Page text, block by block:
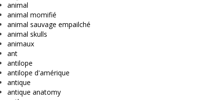
animal
animal momifié
animal sauvage empailché
animal skulls
animaux
ant
antilope
antilope d'amérique
antique
antique anatomy